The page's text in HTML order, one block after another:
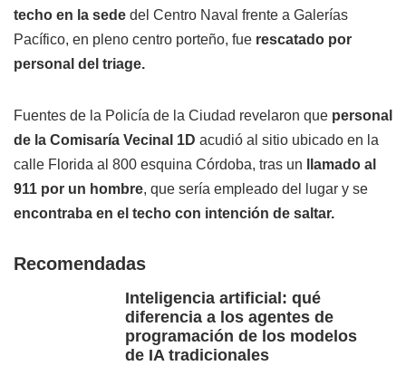
techo en la sede del Centro Naval frente a Galerías
Pacífico, en pleno centro porteño, fue rescatado por
personal del triage.
Fuentes de la Policía de la Ciudad revelaron que personal
de la Comisaría Vecinal 1D acudió al sitio ubicado en la
calle Florida al 800 esquina Córdoba, tras un
llamado al
911 por un hombre, que sería empleado del lugar y se
encontraba en el techo con intención de saltar.
Recomendadas
Inteligencia artificial: qué
diferencia a los agentes de
programación de los modelos
de IA tradicionales